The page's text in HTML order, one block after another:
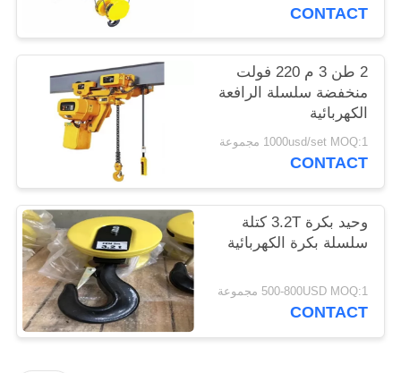
CONTACT
2 طن 3 م 220 فولت
منخفضة سلسلة الرافعة
الكهربائية
1000usd/set MOQ:1 مجموعة
CONTACT
وحيد بكرة 3.2T كتلة
سلسلة بكرة الكهربائية
500-800USD MOQ:1 مجموعة
CONTACT